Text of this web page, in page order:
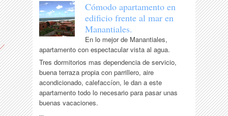
Cómodo apartamento en
edificio frente al mar en
Manantiales.
En lo mejor de Manantiales,
apartamento con espectacular vista al agua.
Tres dormitorios mas dependencia de servicio,
buena terraza propia con parrillero, aire
acondicionado, calefaccíon, le dan a este
apartamento todo lo necesario para pasar unas
buenas vacaciones.
...